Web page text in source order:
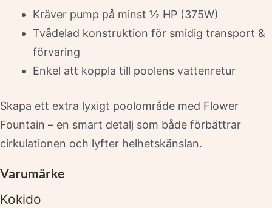
Kräver pump på minst ½ HP (375W)
Tvådelad konstruktion för smidig transport &
förvaring
Enkel att koppla till poolens vattenretur
Skapa ett extra lyxigt poolområde med Flower
Fountain – en smart detalj som både förbättrar
cirkulationen och lyfter helhetskänslan.
Varumärke
Kokido